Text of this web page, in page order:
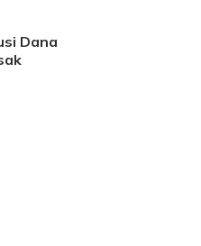
Dana